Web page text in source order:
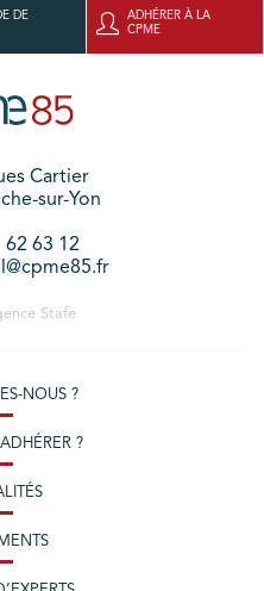
DE
ADHÉRER À LA
CPME
Cartier
sur-Yon
62 63 12
Stafe
NOUS ?
?